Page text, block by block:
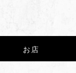
お店